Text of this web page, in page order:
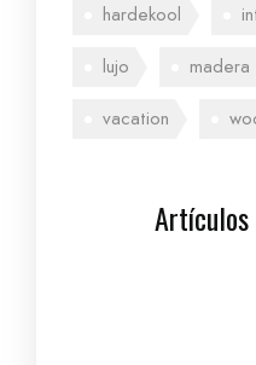
hardekool
lujo
vacation
Artículos